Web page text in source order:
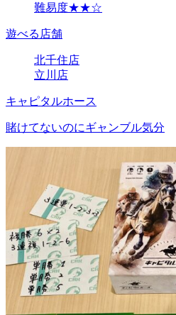
難易度★★☆
遊べる店舗
北千住店
立川店
キャピタルホース
賭けてないのにギャンブル気分